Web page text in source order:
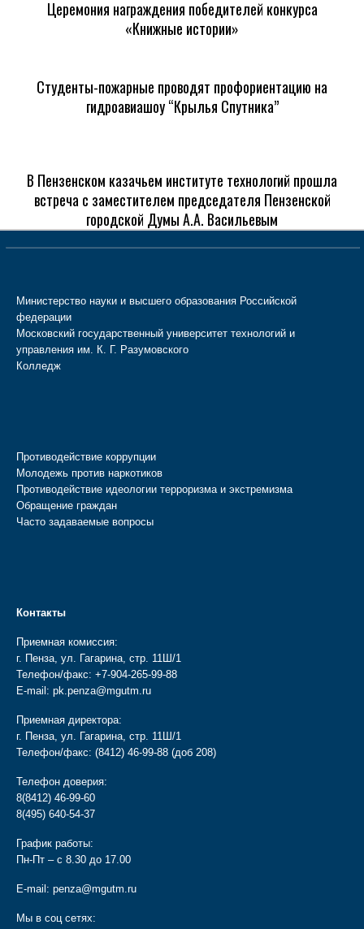
Церемония награждения победителей конкурса
«Книжные истории»
Студенты-пожарные проводят профориентацию на
гидроавиашоу “Крылья Спутника”
В Пензенском казачьем институте технологий прошла
встреча с заместителем председателя Пензенской
городской Думы А.А. Васильевым
Министерство науки и высшего образования Российской
федерации
Московский государственный университет технологий и
управления им. К. Г. Разумовского
Колледж
Противодействие коррупции
Молодежь против наркотиков
Противодействие идеологии терроризма и экстремизма
Обращение граждан
Часто задаваемые вопросы
Контакты
Приемная комиссия:
г. Пенза, ул. Гагарина, стр. 11Ш/1
Телефон/факс: +7-904-265-99-88
E-mail: pk.penza@mgutm.ru
Приемная директора:
г. Пенза, ул. Гагарина, стр. 11Ш/1
Телефон/факс: (8412) 46-99-88 (доб 208)
Телефон доверия:
8(8412) 46-99-60
8(495) 640-54-37
График работы:
Пн-Пт – с 8.30 до 17.00
E-mail: penza@mgutm.ru
Мы в соц сетях: